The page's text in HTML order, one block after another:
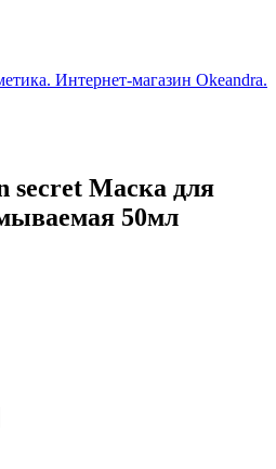
secret Маска для
50мл